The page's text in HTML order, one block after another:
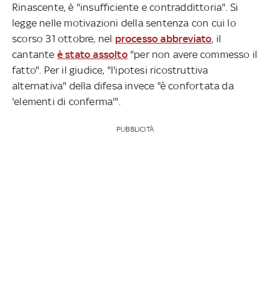
Rinascente, è "insufficiente e contraddittoria". Si
legge nelle motivazioni della sentenza con cui lo
scorso 31 ottobre, nel processo abbreviato, il
cantante è stato assolto"per non avere commesso il
fatto". Per il giudice, "l'ipotesi ricostruttiva
alternativa" della difesa invece "è confortata da
'elementi di conferma'".
PUBBLICITÀ